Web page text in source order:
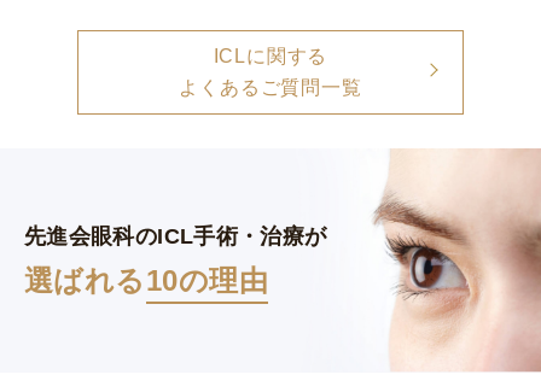
ICLに関する
よくあるご質問一覧
先進会眼科のICL手術・治療が
選ばれる10の理由